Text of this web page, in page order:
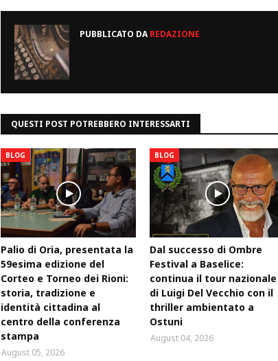
PUBBLICATO DAREDAZIONE
QUESTI POST POTREBBERO INTERESSARTI
BLOG
Palio di Oria, presentata la
59esima edizione del
Corteo e Torneo dei Rioni:
storia, tradizione e
identità cittadina al
centro della conferenza
stampa
August 05, 2026
BLOG
Dal successo di Ombre
Festival a Baselice:
continua il tour nazionale
di Luigi Del Vecchio con il
thriller ambientato a
Ostuni
August 04, 2026